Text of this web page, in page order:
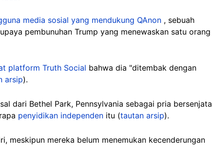
media sosial yang mendukung QAnon , sebuah
pembunuhan Trump yang menewaskan satu orang
platform Truth Social bahwa dia "ditembak dengan
arsip).
dari Bethel Park, Pennsylvania sebagai pria bersenjata
penyidikan independen itu (tautan arsip).
meskipun mereka belum menemukan kecenderungan